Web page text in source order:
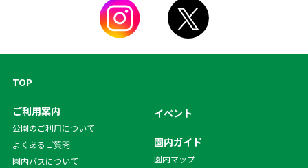
TOP
ご利用案内
公園のご利用について
よくあるご質問
園内バスについて
イベント
園内ガイド
園内マップ